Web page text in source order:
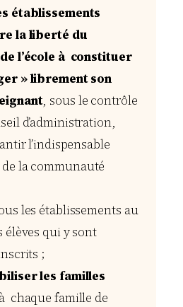
établissements
la li­berté du
l’école à constituer
» librement son
, sous le contrôle
d’administration,
l’indispensable
la communauté
les établissements au
élèves qui y sont
;
les familles
chaque famille de